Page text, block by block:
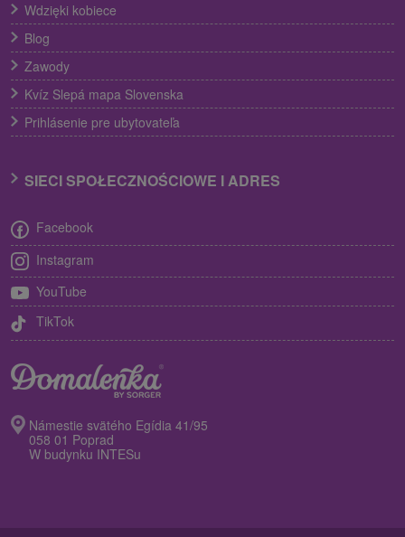
Wdzięki kobiece
Blog
Zawody
Kvíz Slepá mapa Slovenska
Prihlásenie pre ubytovateľa
SIECI SPOŁECZNOŚCIOWE I ADRES
Facebook
Instagram
YouTube
TikTok
Námestie svätého Egídia 41/95
058 01 Poprad
W budynku INTESu